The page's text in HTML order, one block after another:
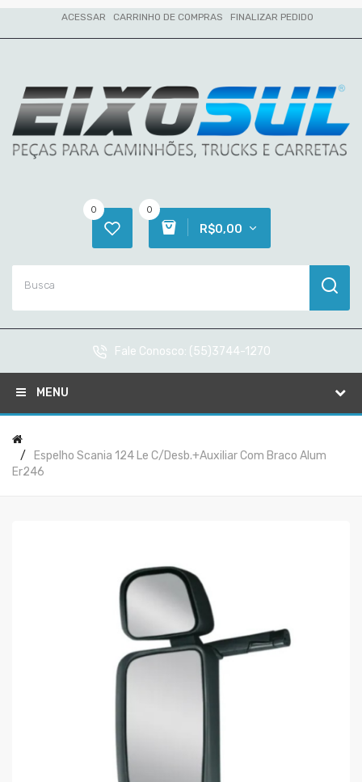
ACESSAR CARRINHO DE COMPRAS FINALIZAR PEDIDO
0
R$0,00
0
Fale Conosco: (55)3744-1270
MENU
Espelho Scania 124 Le C/desb.+auxiliar Com Braco Alum
Er246